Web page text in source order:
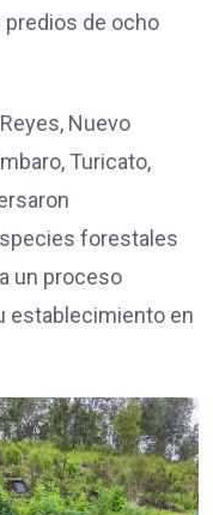
de ocho
Nuevo
Turicato,
forestales
un proceso
establecimiento en